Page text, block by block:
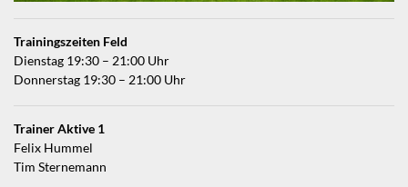
Trainingszeiten Feld
Dienstag 19:30 – 21:00 Uhr
Donnerstag 19:30 – 21:00 Uhr
Trainer Aktive 1
Felix Hummel
Tim Sternemann